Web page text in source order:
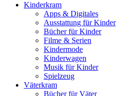
Kinderkram
Apps & Digitales
Ausstattung für Kinder
Bücher für Kinder
Filme & Serien
Kindermode
Kinderwagen
Musik für Kinder
Spielzeug
Väterkram
Bücher für Väter